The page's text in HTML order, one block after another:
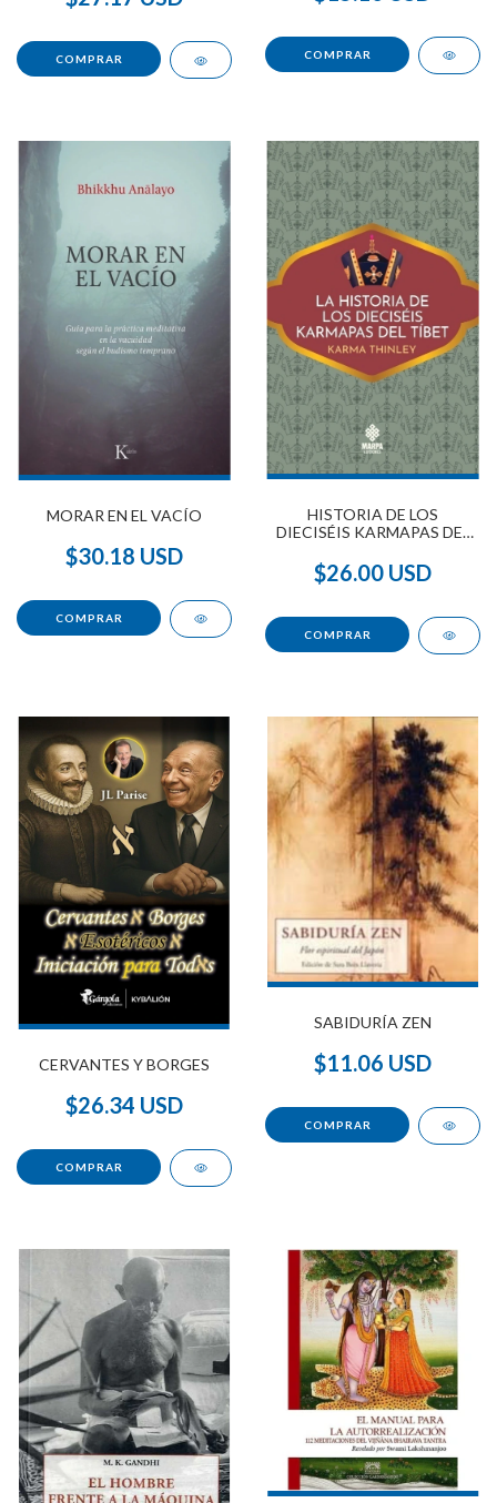
MORAR EN EL VACÍO
$30.18 USD
HISTORIA DE LOS
DIECISÉIS KARMAPAS DEL
$26.00 USD
CERVANTES Y BORGES
$26.34 USD
SABIDURÍA ZEN
$11.06 USD